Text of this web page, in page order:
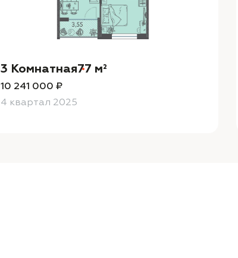
3 Комнатная77 м²
10 241 000 ₽
4 квартал 2025